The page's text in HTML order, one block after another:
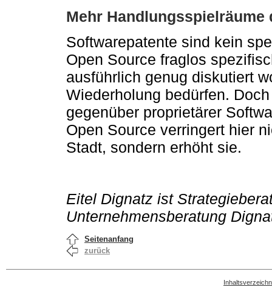
Mehr Handlungsspielräume
Softwarepatente sind kein
Open Source fraglos
ausführlich genug diskutiert
Wiederholung bedürfen.
gegenüber proprietärer
Open Source verringert hier
Stadt, sondern erhöht sie.
Eitel Dignatz ist
Unternehmensberatung
Seitenanfang
zurück